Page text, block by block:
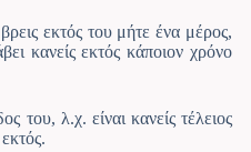
εκτός του μήτε ένα μέρος,
κανείς εκτός κάποιον χρόνο
του, λ.χ. είναι κανείς τέλειος